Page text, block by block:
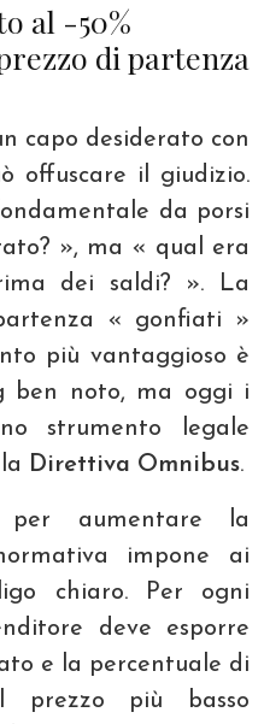
al -50%
di partenza
capo desiderato con
offuscare il giudizio.
da porsi
», ma « qual era
dei saldi? ». La
« gonfiati »
più vantaggioso è
ben noto, ma oggi i
strumento legale
Direttiva Omnibus.
aumentare la
impone ai
chiaro. Per ogni
deve esporre
e la percentuale di
prezzo più basso